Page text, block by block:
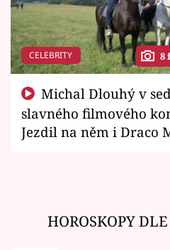
CELEBRITY 8
slavného filmového
Jezdil na něm i Draco
HOROSKOPY